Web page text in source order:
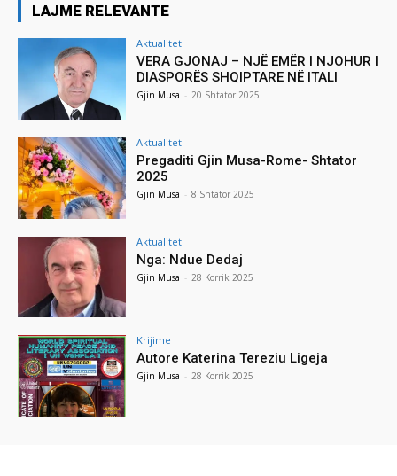
LAJME RELEVANTE
Aktualitet
VERA GJONAJ – NJË EMËR I NJOHUR I
DIASPORËS SHQIPTARE NË ITALI
Gjin Musa - 20 Shtator 2025
Aktualitet
Pregaditi Gjin Musa-Rome- Shtator
2025
Gjin Musa - 8 Shtator 2025
Aktualitet
Nga: Ndue Dedaj
Gjin Musa - 28 Korrik 2025
Krijime
Autore Katerina Tereziu Ligeja
Gjin Musa - 28 Korrik 2025